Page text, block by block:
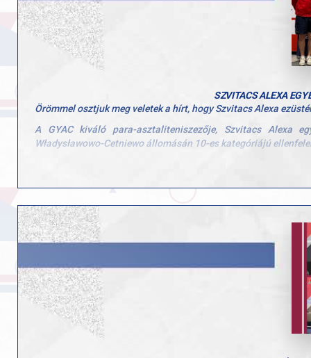
Hajrá Magyarok, Hajrá GYAC asztalitenisz!
SZVITACS ALEXA
Örömmel osztjuk meg veletek a hírt, hogy Szvitacs Alexa
A GYAC kiváló para-asztaliteniszezője, Szvitacs Alexa
Władysławowo-Cetniewo állomásán 10-es kategóriájú
Továbbá hálásan köszönjük Vigh Zsoltnak, a Győri
példaértékű szakmai munkáját.